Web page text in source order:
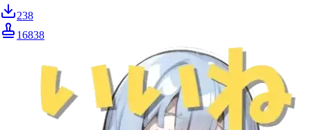
238
16838